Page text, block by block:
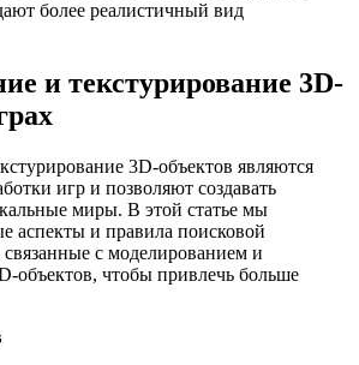
более реалистичный вид
и текстурирование 3D-
3D-объектов являются
игр и позволяют создавать
миры. В этой статье мы
аспекты и правила поисковой
с моделированием и
объектов, чтобы привлечь больше